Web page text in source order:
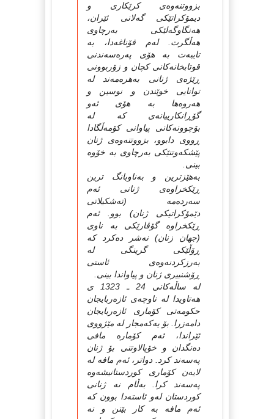
بزووتنه‌وه‌ی كرێكاری و
دیمۆكراتێكی گه‌لانی ئێران،
هه‌نگاوگه‌لێكی به‌رچاوی
هه‌ڵگرت. له‌م قۆناغه‌دا، به‌
تایبه‌ت به‌ هۆی په‌ره‌سه‌ندنی
قوتابخانه‌كانی كچان و زۆربوونی
ڕێژه‌ی ژنانی به‌هره‌مه‌ند له‌
توانایی خوێندن و نوسین و
هه‌روه‌ها به‌ هۆی ئه‌و
گۆڕانكارییانه‌ی كه‌ له‌
بۆچوونه‌كانی پیاوانی كۆمه‌ڵگادا
ڕووی دابوو، بزووتنه‌وه‌ی ژنان
پێشكه‌وتنێكی به‌رچاوی به‌ خۆوه‌
بینی.
به‌هێزترین و به‌ناوبانگ ترین
ڕێكخراوه‌ی ژنانی ئه‌م
سه‌رده‌مه‌ (ته‌شكیلاتی
دێمۆكراتیكی ژنان) بوو. ئه‌م
ڕێكخراوه‌ گۆڤارێكی به‌ ناوی
(جهان زنان) نه‌شر ده‌كرد كه‌
ڕۆڵێكی گرینگی له‌
به‌رزكردنه‌وه‌ی ئاستی
ڕۆشنبیری ژنان و پیاواندا بینی.
له‌ ساڵه‌كانی 24 ـ 1323 ی
هه‌تاویدا له‌ ناوچه‌ی ئازه‌ربایجان
حكومه‌تی كۆماری ئازه‌ربایجان
دامه‌زرا. بۆ یه‌كه‌مجار له‌ مێژووی
ئێراندا، ئه‌م كۆماره‌ مافی
ده‌نگدان و خۆپالاوتنی بۆ ژنان
په‌سه‌ند كرد. دواتر، ئه‌م مافه‌ له‌
لایه‌ن كۆماری كوردستانیشه‌وه‌
په‌سه‌ند كرا. به‌ڵام نه‌ ژنانی
كوردستان له‌و ئاسته‌دا بوون كه‌
ئه‌م مافه‌ به‌ كار بێنن و نه‌